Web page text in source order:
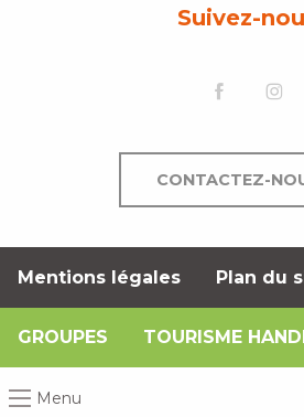
Menu
Suivez-
CONTACTEZ-
Mentions légales Plan du
GROUPES TOURISME